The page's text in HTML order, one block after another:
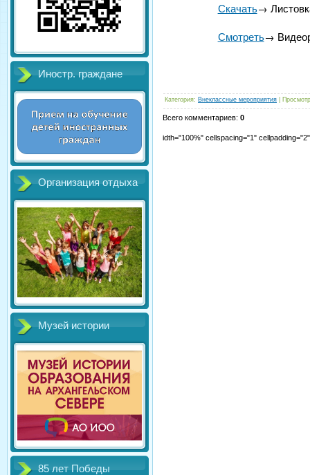
Иностр. граждане
Организация отдыха
Музей истории
85 лет Победы
Скачать→
Смотреть→
Категория: Внеклассные мероприятия
Всего комментариев: 0
idth="100%" cellspacing="1"